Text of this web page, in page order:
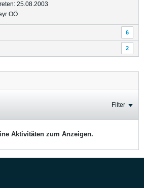
25.08.2003
OÖ
6
2
Filter
Aktivitäten zum Anzeigen.